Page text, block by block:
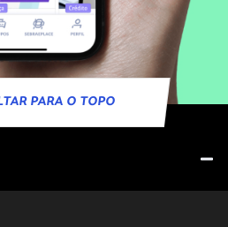
PARA O TOPO